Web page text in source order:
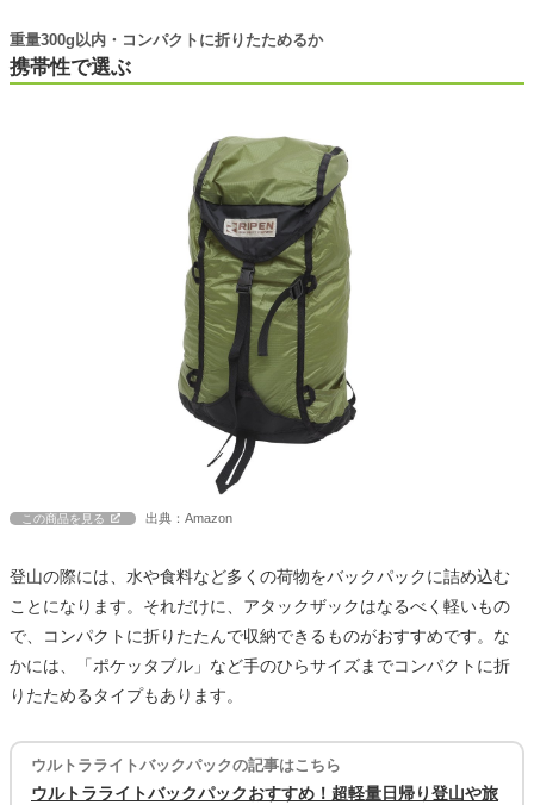
携帯性で選ぶ
重量300g以内・コンパクトに折りたためるか
この商品を見る 出典：Amazon
登山の際には、水や食料など多くの荷物をバックパックに詰め込む
ことになります。それだけに、アタックザックはなるべく軽いもの
で、コンパクトに折りたたんで収納できるものがおすすめです。な
かには、「ポケッタブル」など手のひらサイズまでコンパクトに折
りたためるタイプもあります。
ウルトラライトバックパックの記事はこちら
ウルトラライトバックパックおすすめ！超軽量日帰り登山や旅